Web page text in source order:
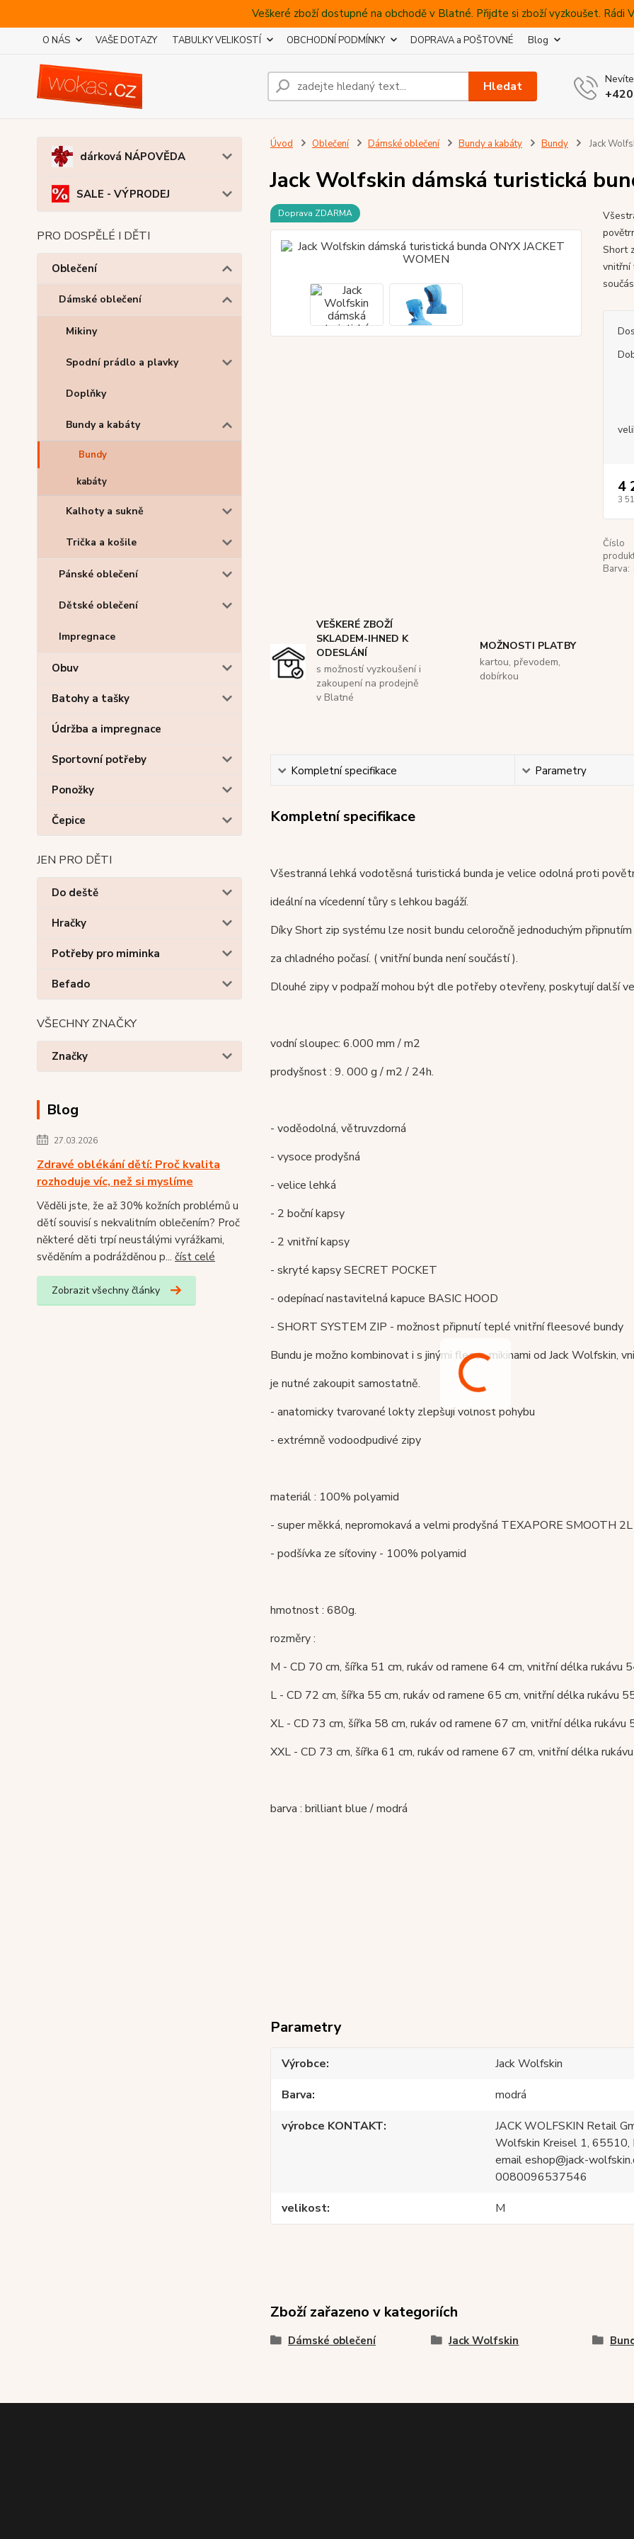
Veškeré zboží dostupné na obchodě v Blatné. Přijdte si zboží vyzkoušet. Rádi
O NÁS VAŠE DOTAZY TABULKY VELIKOSTÍ OBCHODNÍ PODMÍNKY DOPRAVA a POŠTOVNÉ Blog
Hledat
dárková NÁPOVĚDA
SALE - VÝPRODEJ
PRO DOSPĚLÉ I DĚTI
Oblečení
Dámské oblečení
Mikiny
Spodní prádlo a plavky
Doplňky
Bundy a kabáty
Bundy
kabáty
Kalhoty a sukně
Trička a košile
Pánské oblečení
Dětské oblečení
Impregnace
Obuv
Batohy a tašky
Údržba a impregnace
Sportovní potřeby
Ponožky
Čepice
JEN PRO DĚTI
Do deště
Hračky
Potřeby pro miminka
Befado
VŠECHNY ZNAČKY
Značky
Blog
27.03.2026
Zdravé oblékání dětí: Proč kvalita
rozhoduje víc, než si myslíme
Věděli jste, že až 30% kožních problémů u
dětí souvisí s nekvalitním oblečením? Proč
některé děti trpí neustálými vyrážkami,
svěděním a podrážděnou p... číst celé
Zobrazit všechny články
Úvod Oblečení Dámské oblečení Bundy a kabáty Bundy Jack
Jack Wolfskin dámská turistická
Doprava ZDARMA
Short
vnitřní
4
3
Číslo
Barva:
VEŠKERÉ ZBOŽÍ
SKLADEM-IHNED K
ODESLÁNÍ
s možností vyzkoušení i
zakoupení na prodejně
v Blatné
MOŽNOSTI PLATBY
kartou, převodem,
dobírkou
Kompletní specifikace Parametry
Kompletní specifikace
Všestranná lehká vodotěsná turistická bunda je velice odolná proti
ideální na vícedenní tůry s lehkou bagáží.
Díky Short zip systému lze nosit bundu celoročně jednoduchým
za chladného počasí. ( vnitřní bunda není součástí ).
Dlouhé zipy v podpaží mohou být dle potřeby otevřeny, poskytují další
vodní sloupec: 6.000 mm / m2
prodyšnost : 9. 000 g / m2 / 24h.
- voděodolná, větruvzdorná
- vysoce prodyšná
- velice lehká
- 2 boční kapsy
- 2 vnitřní kapsy
- skryté kapsy SECRET POCKET
- odepínací nastavitelná kapuce BASIC HOOD
- SHORT SYSTEM ZIP - možnost připnutí teplé vnitřní fleesové bundy
Bundu je možno kombinovat i s jinými fleece mikinami od Jack Wolfskin,
je nutné zakoupit samostatně.
- anatomicky tvarované lokty zlepšují volnost pohybu
- extrémně vodoodpudivé zipy
materiál : 100% polyamid
- super měkká, nepromokavá a velmi prodyšná TEXAPORE SMOOTH 2L
- podšívka ze síťoviny - 100% polyamid
hmotnost : 680g.
rozměry :
M - CD 70 cm, šířka 51 cm, rukáv od ramene 64 cm, vnitřní délka rukávu
L - CD 72 cm, šířka 55 cm, rukáv od ramene 65 cm, vnitřní délka rukávu
XL - CD 73 cm, šířka 58 cm, rukáv od ramene 67 cm, vnitřní délka rukávu
XXL - CD 73 cm, šířka 61 cm, rukáv od ramene 67 cm, vnitřní délka
barva : brilliant blue / modrá
Parametry
Výrobce
Jack Wolfskin
Barva
modrá
výrobce KONTAKT
JACK WOLFSKIN Retail
Wolfskin Kreisel 1, 65510,
email eshop@jack-
0080096537546
velikost
M
Zboží zařazeno v kategoriích
Dámské oblečení Jack Wolfskin